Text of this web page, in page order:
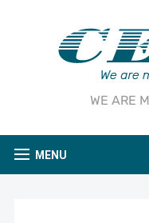
WE ARE
MENU